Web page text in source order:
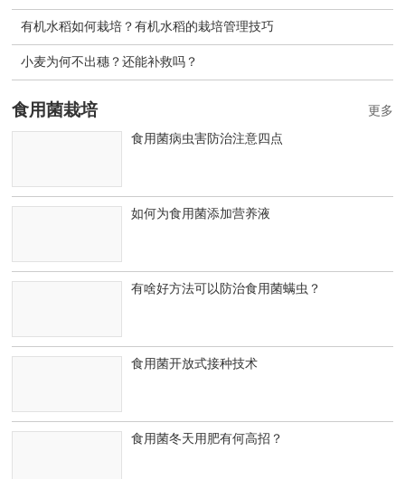
有机水稻如何栽培？有机水稻的栽培管理技巧
小麦为何不出穗？还能补救吗？
食用菌栽培
食用菌病虫害防治注意四点
如何为食用菌添加营养液
有啥好方法可以防治食用菌螨虫？
食用菌开放式接种技术
食用菌冬天用肥有何高招？
更多